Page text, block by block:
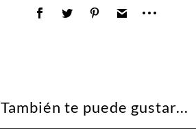
También te puede gustar...